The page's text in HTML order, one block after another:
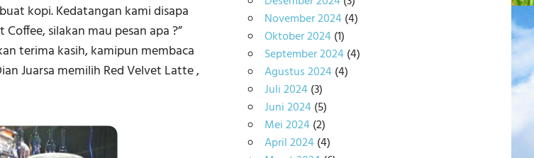
kopi. Kedatangan kami disapa
silakan mau pesan apa ?”
terima kasih, kamipun membaca
Juarsa memilih Red Velvet Latte ,
November 2024(4)
Oktober 2024(1)
September 2024(4)
Agustus 2024(4)
Juli 2024(3)
Juni 2024(5)
Mei 2024(2)
April 2024(4)